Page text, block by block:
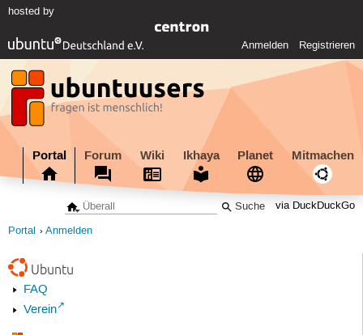
hosted by
Anmelden Registrieren
Portal Forum Wiki Ikhaya Planet Mitmachen
via DuckDuckGo
Portal Anmelden
Ubuntu
FAQ
Verein